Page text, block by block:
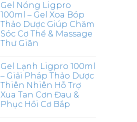
Gel Nóng Ligpro
100ml – Gel Xoa Bóp
Thảo Dược Giúp Chăm
Sóc Cơ Thể & Massage
Thư Giãn
Gel Lạnh Ligpro 100ml
– Giải Pháp Thảo Dược
Thiên Nhiên Hỗ Trợ
Xua Tan Cơn Đau &
Phục Hồi Cơ Bắp